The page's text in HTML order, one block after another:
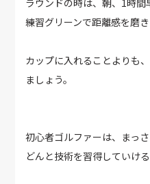
練習グリーンで距離感を磨き
カップに入れることよりも
ましょう。
初心者ゴルファーは、まっ
どんと技術を習得していける